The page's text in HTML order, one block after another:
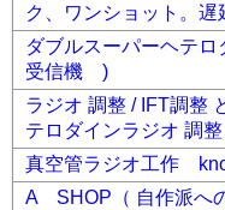
ク、ワンショット。遅
ダブルスーパーヘテ
受信機 )
ラジオ 調整 / IFT調整
テロダインラジオ 調
真空管ラジオ工作
A SHOP（ 自作派へ